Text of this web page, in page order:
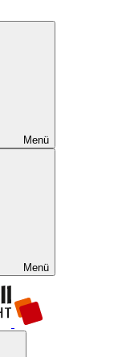
Menü
Menü